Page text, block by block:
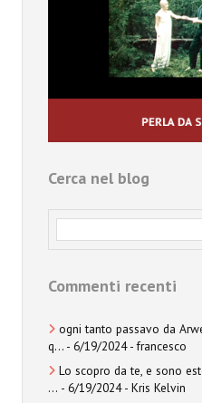
Cerca nel blog
Commenti recenti
ogni tanto passavo da
q... - 6/19/2024- francesco
Lo scopro da te, e sono
... - 6/19/2024- Kris Kelvin